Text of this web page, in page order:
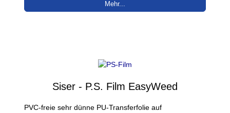
Mehr...
Siser - P.S. Film EasyWeed
PVC-freie sehr dünne PU-Transferfolie auf